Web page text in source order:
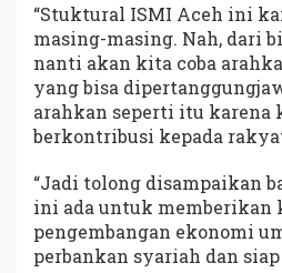
“Stuktural ISMI Aceh ini
masing-masing. Nah, dari
nanti akan kita coba
yang bisa
arahkan seperti itu karena
berkontribusi kepada
“Jadi tolong disampaikan
ini ada untuk memberikan
pengembangan ekonomi
perbankan syariah dan